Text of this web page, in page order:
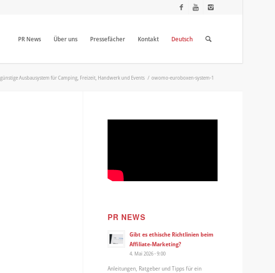
PR News Über uns Pressefächer Kontakt Deutsch
Ausbausystem für Camping, Freizeit, Handwerk und Events / owomo-euroboxen-system-1
PR NEWS
Gibt es ethische Richtlinien beim
Affiliate-Marketing?
4. Mai 2026 - 9:00
Anleitungen, Ratgeber und Tipps für ein